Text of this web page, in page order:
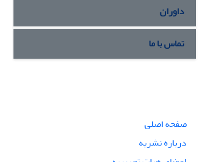
داوران
تماس با ما
صفحه اصلی
درباره نشریه